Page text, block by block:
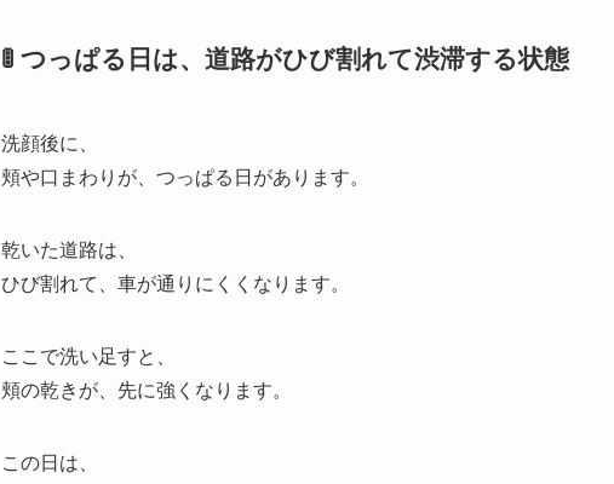
🚦 つっぱる日は、道路がひび割れて渋滞する状態
洗顔後に、
頬や口まわりが、つっぱる日があります。
乾いた道路は、
ひび割れて、車が通りにくくなります。
ここで洗い足すと、
頬の乾きが、先に強くなります。
この日は、